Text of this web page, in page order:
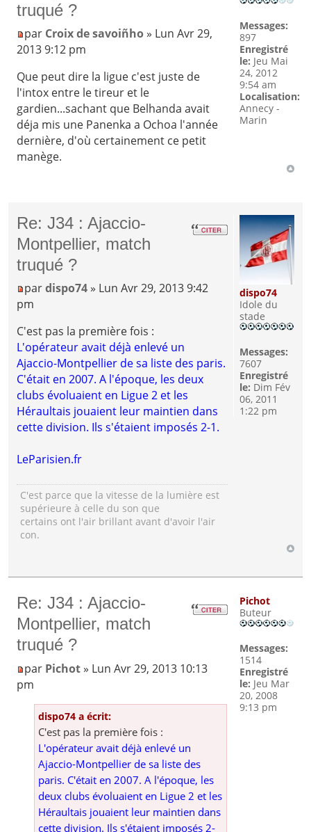
truqué ?
par Croix de savoiñho» Lun Avr 29,
2013 9:12 pm
Que peut dire la ligue c'est juste de
l'intox entre le tireur et le
gardien...sachant que Belhanda avait
déja mis une Panenka a Ochoa l'année
dernière, d'où certainement ce petit
manège.
Messages:
897
Enregistré
le: Jeu Mai
24, 2012
9:54 am
Localisation:
Annecy -
Marin
Re: J34 : Ajaccio-
Montpellier, match
truqué ?
pardispo74 » Lun Avr 29, 2013 9:42
pm
C'est pas la première fois :
L'opérateur avait déjà enlevé un
Ajaccio-Montpellier de sa liste des paris.
C'était en 2007. A l'époque, les deux
clubs évoluaient en Ligue 2 et les
Héraultais jouaient leur maintien dans
cette division. Ils s'étaient imposés 2-1.
LeParisien.fr
C'est parce que la vitesse de la lumière est
supérieure à celle du son que
certains ont l'air brillant avant d'avoir l'air
con.
dispo74
Idole du
stade
Messages:
7607
Enregistré
le: Dim Fév
06, 2011
1:22 pm
Re: J34 : Ajaccio-
Montpellier, match
truqué ?
par Pichot» Lun Avr 29, 2013 10:13
pm
dispo74 a écrit:
C'est pas la première fois :
L'opérateur avait déjà enlevé un
Ajaccio-Montpellier de sa liste des
paris. C'était en 2007. A l'époque, les
deux clubs évoluaient en Ligue 2 et les
Héraultais jouaient leur maintien dans
cette division. Ils s'étaient imposés 2-
Pichot
Buteur
Messages:
1514
Enregistré
le: Jeu Mar
20, 2008
9:13 pm